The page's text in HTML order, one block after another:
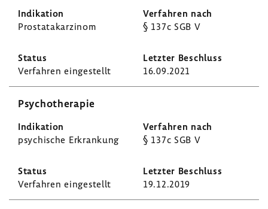
Prostata­kar­zinom § 137c SGB V
Verfahren einge­stellt 16.09.2021
Psycho­the­rapie
psychi­sche Erkran­kung § 137c SGB V
Verfahren einge­stellt 19.12.2019